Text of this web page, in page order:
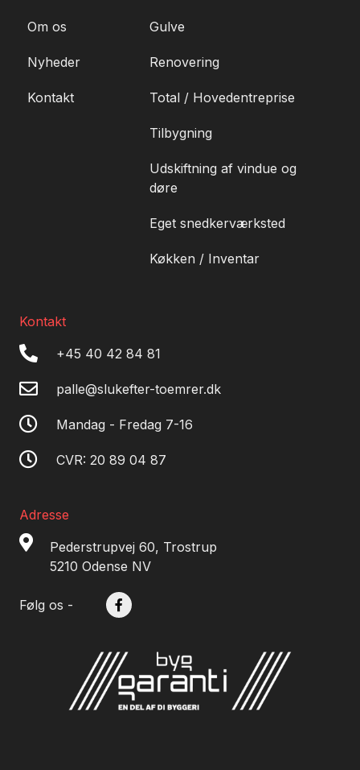
Om os
Nyheder
Kontakt
Gulve
Renovering
Total / Hovedentreprise
Tilbygning
Udskiftning af vindue og
døre
Eget snedkerværksted
Køkken / Inventar
Kontakt
+45 40 42 84 81
palle@slukefter-toemrer.dk
Mandag - Fredag 7-16
CVR: 20 89 04 87
Adresse
Pederstrupvej 60, Trostrup
5210 Odense NV
Følg os -